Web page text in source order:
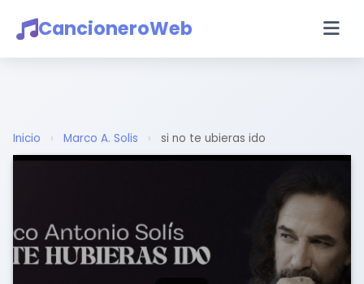
CancioneroWeb
Inicio › Marco A. Solis › si no te ubieras ido